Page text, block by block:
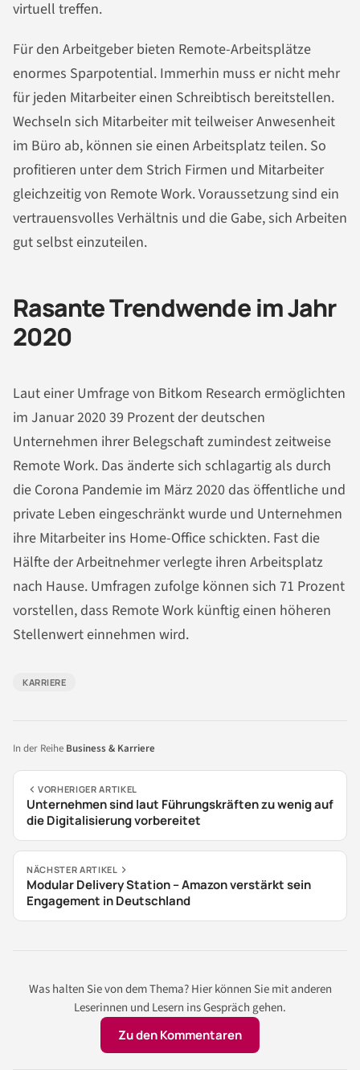
virtuell treffen.
Für den Arbeitgeber bieten Remote-Arbeitsplätze
enormes Sparpotential. Immerhin muss er nicht mehr
für jeden Mitarbeiter einen Schreibtisch bereitstellen.
Wechseln sich Mitarbeiter mit teilweiser Anwesenheit
im Büro ab, können sie einen Arbeitsplatz teilen. So
profitieren unter dem Strich Firmen und Mitarbeiter
gleichzeitig von Remote Work. Voraussetzung sind ein
vertrauensvolles Verhältnis und die Gabe, sich Arbeiten
gut selbst einzuteilen.
Rasante Trendwende im Jahr
2020
Laut einer Umfrage von Bitkom Research ermöglichten
im Januar 2020 39 Prozent der deutschen
Unternehmen ihrer Belegschaft zumindest zeitweise
Remote Work. Das änderte sich schlagartig als durch
die Corona Pandemie im März 2020 das öffentliche und
private Leben eingeschränkt wurde und Unternehmen
ihre Mitarbeiter ins Home-Office schickten. Fast die
Hälfte der Arbeitnehmer verlegte ihren Arbeitsplatz
nach Hause. Umfragen zufolge können sich 71 Prozent
vorstellen, dass Remote Work künftig einen höheren
Stellenwert einnehmen wird.
KARRIERE
In der Reihe Business & Karriere
VORHERIGER ARTIKEL
Unternehmen sind laut Führungskräften zu wenig auf
die Digitalisierung vorbereitet
NÄCHSTER ARTIKEL
Modular Delivery Station – Amazon verstärkt sein
Engagement in Deutschland
Was halten Sie von dem Thema? Hier können Sie mit anderen
Leserinnen und Lesern ins Gespräch gehen.
Zu den Kommentaren